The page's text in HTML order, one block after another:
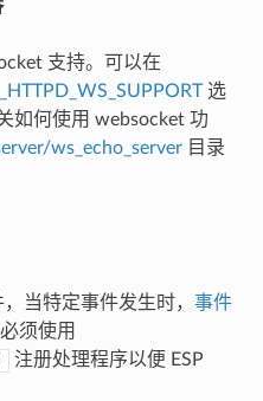
支持。可以在
选
如何使用 websocket 功
ws_echo_server目录
当特定事件发生时， 事件
须使用
注册处理程序以便 ESP